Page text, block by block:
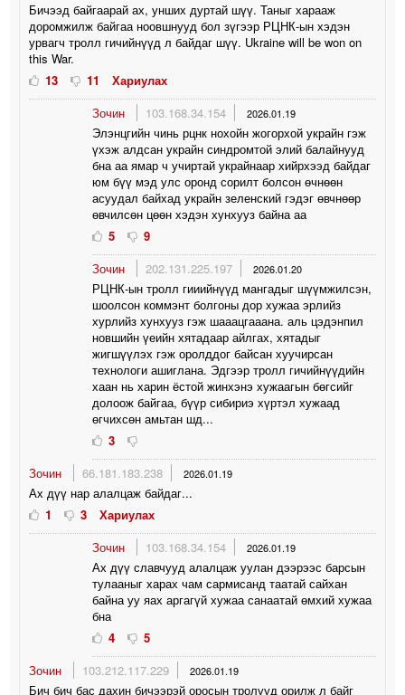
Бичээд байгаарай ах, унших дуртай шүү. Таныг харааж
доромжилж байгаа ноовшнууд бол зүгээр РЦНК-ын хэдэн
урвагч тролл гичийнүүд л байдаг шүү. Ukraine will be won on
this War.
13
11
Хариулах
Зочин
103.168.34.154 2026.01.19
Элэнцгийн чинь рцнк нохойн жогорхой украйн гэж
үхэж алдсан украйн синдромтой элий балайнууд
бна аа ямар ч учиртай украйнаар хийрхээд байдаг
юм бүү мэд улс оронд сорилт болсон өчнөөн
асуудал байхад украйн зеленский гэдэг өвчнөөр
өвчилсөн цөөн хэдэн хунхууз байна аа
5
9
Зочин
202.131.225.197 2026.01.20
РЦНК-ын тролл гииийнүүд мангадыг шүүмжилсэн,
шоолсон коммэнт болгоны дор хужаа эрлийз
хурлийз хунхууз гэж шааацгааана. аль цэдэнпил
новшийн үеийн хятадаар айлгах, хятадыг
жигшүүлэх гэж оролддог байсан хуучирсан
технологи ашиглана. Эдгээр тролл гичийнүүдийн
хаан нь харин ёстой жинхэнэ хужаагын бөгсийг
долоож байгаа, бүүр сибириэ хүртэл хужаад
өгчихсөн амьтан шд...
3
Зочин
66.181.183.238 2026.01.19
Ах дүү нар алалцаж байдаг...
1
3
Хариулах
Зочин
103.168.34.154 2026.01.19
Ах дүү славчууд алалцаж уулан дээрээс барсын
тулааныг харах чам сармисанд таатай сайхан
байна уу яах аргагүй хужаа санаатай өмхий хужаа
бна
4
5
Зочин
103.212.117.229 2026.01.19
Бич бич бас дахин бичээрэй оросын тролууд орилж л байг